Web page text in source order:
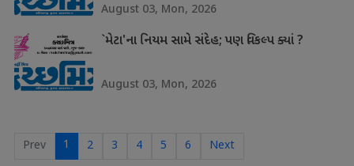
August 03, Mon, 2026
`મેટા'ના નિયમ સામે સંદેહ; પણ વિકલ્પ ક્યાં ?
August 03, Mon, 2026
Prev 1 2 3 4 5 6 Next